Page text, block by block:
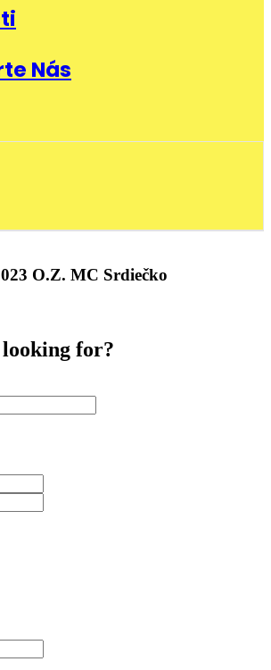
Nás
O.Z. MC Srdiečko
for?